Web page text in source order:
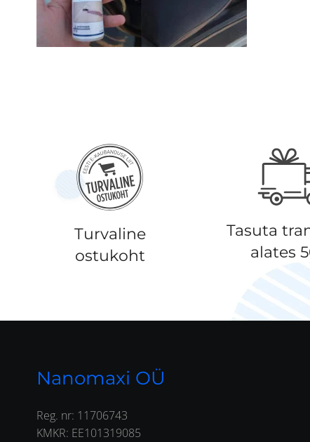
Turvaline
ostukoht
Tasuta
alates
Nanomaxi OÜ
Reg. nr: 11706743
KMKR: EE101319085